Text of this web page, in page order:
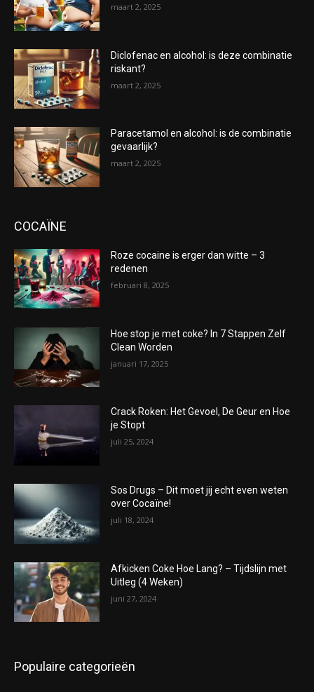
maart 2, 2025
Diclofenac en alcohol: is deze combinatie
riskant?
maart 2, 2025
Paracetamol en alcohol: is de combinatie
gevaarlijk?
maart 2, 2025
COCAÏNE
Roze cocaine is erger dan witte – 3
redenen
februari 8, 2025
Hoe stop je met coke? In 7 Stappen Zelf
Clean Worden
januari 17, 2025
Crack Roken: Het Gevoel, De Geur en Hoe
je Stopt
juli 25, 2024
Sos Drugs – Dit moet jij echt even weten
over Cocaïne!
juli 18, 2024
Afkicken Coke Hoe Lang? – Tijdslijn met
Uitleg (4 Weken)
juni 27, 2024
Populaire categorieën